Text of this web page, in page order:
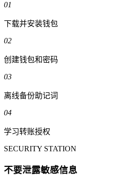
01
下载并安装钱包
02
创建钱包和密码
03
离线备份助记词
04
学习转账授权
SECURITY STATION
不要泄露敏感信息